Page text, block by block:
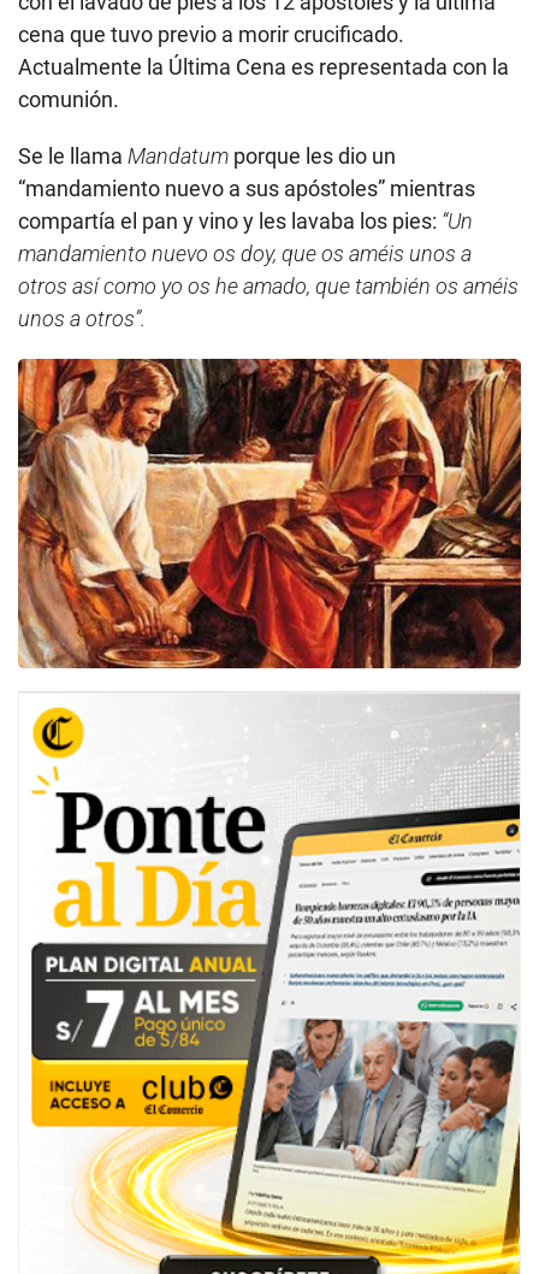
cena que tuvo previo a morir crucificado.
Actualmente la Última Cena es representada con la
comunión.
Se le llama Mandatum porque les dio un
“mandamiento nuevo a sus apóstoles” mientras
compartía el pan y vino y les lavaba los pies: “Un
mandamiento nuevo os doy, que os améis unos a
otros así como yo os he amado, que también os améis
unos a otros”.